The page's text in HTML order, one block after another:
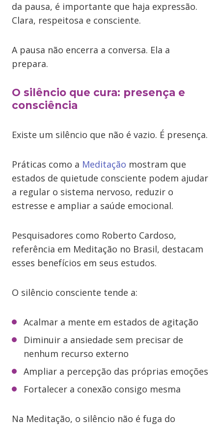
da pausa, é importante que haja expressão.
Clara, respeitosa e consciente.
A pausa não encerra a conversa. Ela a
prepara.
O silêncio que cura: presença e
consciência
Existe um silêncio que não é vazio. É presença.
Práticas como a Meditação mostram que
estados de quietude consciente podem ajudar
a regular o sistema nervoso, reduzir o
estresse e ampliar a saúde emocional.
Pesquisadores como Roberto Cardoso,
referência em Meditação no Brasil, destacam
esses benefícios em seus estudos.
O silêncio consciente tende a:
Acalmar a mente em estados de agitação
Diminuir a ansiedade sem precisar de
nenhum recurso externo
Ampliar a percepção das próprias emoções
Fortalecer a conexão consigo mesma
Na Meditação, o silêncio não é fuga do